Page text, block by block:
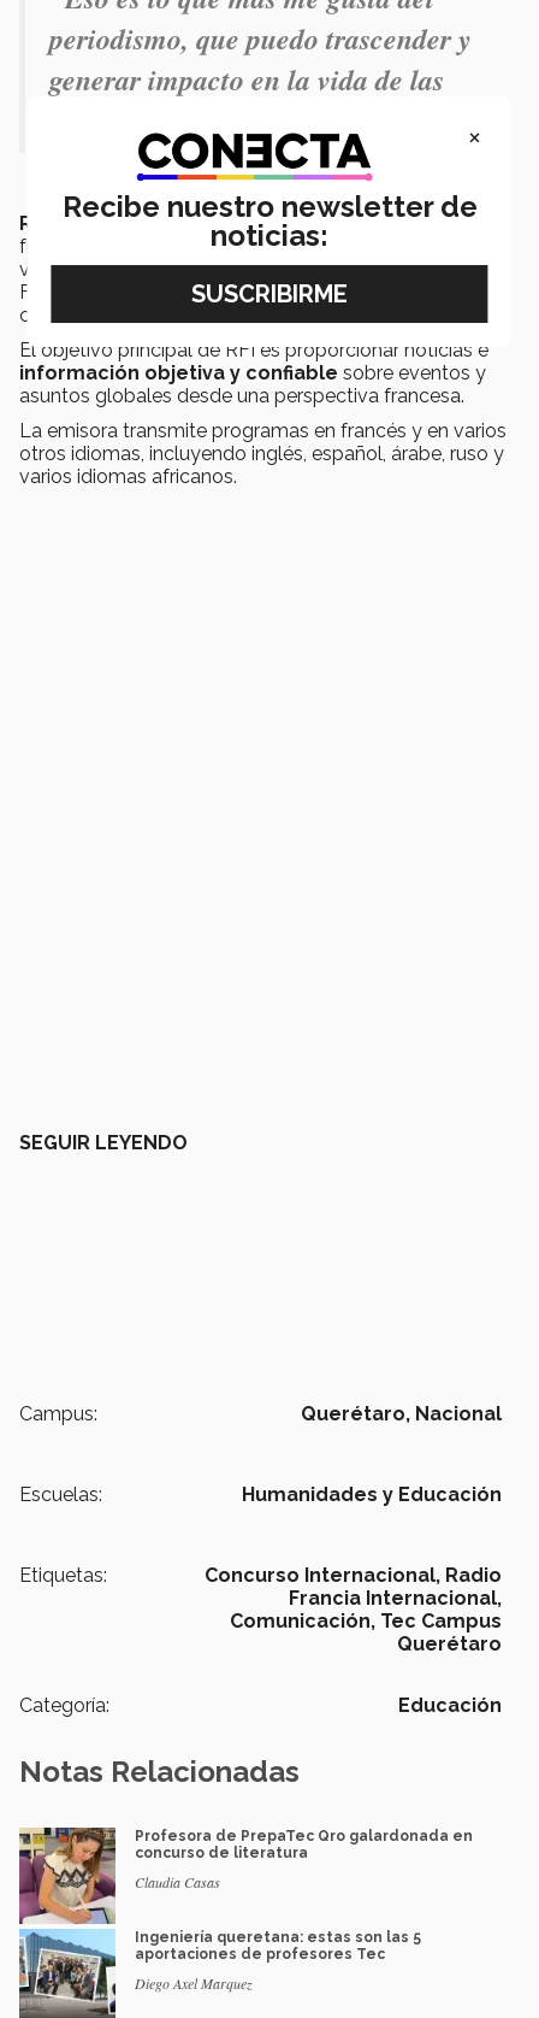
periodismo, que puedo trascender y
generar impacto en la vida de las
Radio Francia Internacionales una emisora de radio
francesa que transmite programas internacionales en
varios idiomas. Fundada en 1975, RFI es una filial de
France Médias Monde, una compañía de medios de
comunicación del gobierno francés.
El objetivo principal de RFI es proporcionar noticias e
información objetiva y confiable sobre eventos y
asuntos globales desde una perspectiva francesa.
La emisora transmite programas en francés y en varios
otros idiomas, incluyendo inglés, español, árabe, ruso y
varios idiomas africanos.
SEGUIR LEYENDO
Campus: Querétaro, Nacional
Escuelas: Humanidades y Educación
Etiquetas: Concurso Internacional, Radio
Francia Internacional,
Comunicación, Tec Campus
Querétaro
Categoría: Educación
Notas Relacionadas
Profesora de PrepaTec Qro galardonada en
concurso de literatura
Claudia Casas
Ingeniería queretana: estas son las 5
aportaciones de profesores Tec
Diego Axel Marquez
×
Recibe nuestro newsletter de
noticias: